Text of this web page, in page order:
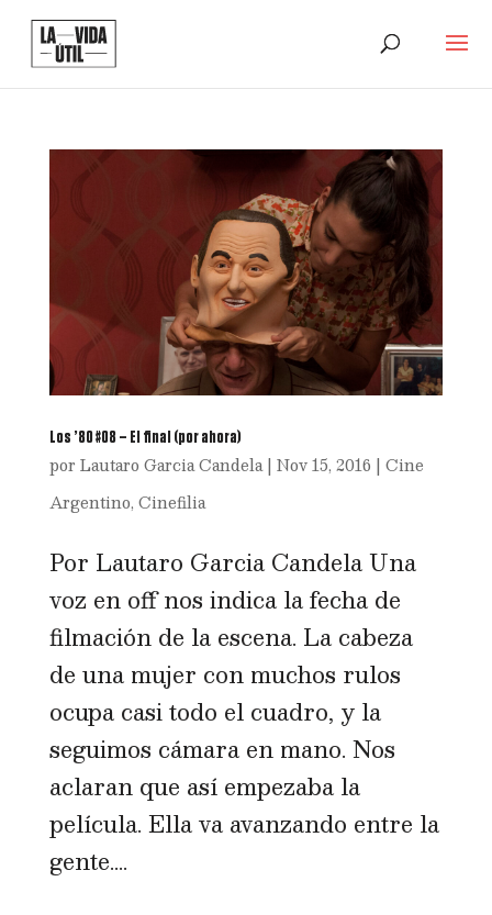
Los ’80 #08 – El final (por ahora)
por Lautaro Garcia Candela| Nov 15, 2016 | Cine
Argentino, Cinefilia
Por Lautaro Garcia Candela Una
voz en off nos indica la fecha de
filmación de la escena. La cabeza
de una mujer con muchos rulos
ocupa casi todo el cuadro, y la
seguimos cámara en mano. Nos
aclaran que así empezaba la
película. Ella va avanzando entre la
gente....